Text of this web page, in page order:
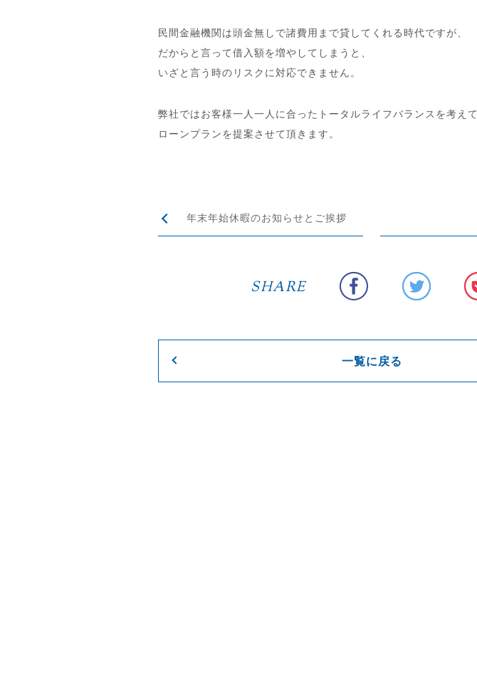
民間金融機関は頭金無しで諸費用まで貸してくれる時代ですが、
だからと言って借入額を増やしてしまうと、
いざと言う時のリスクに対応できません。
弊社ではお客様一人一人に合ったトータルライフバランスを考えて
ローンプランを提案させて頂きます。
年末年始休暇のお知らせとご挨拶
SHARE
一覧に戻る